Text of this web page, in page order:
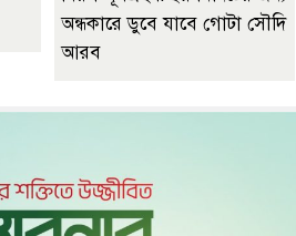
অন্ধকারে ডুবে যাবে গোটা সৌদি
আরব